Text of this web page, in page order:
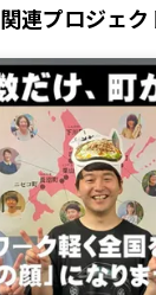
関連プロジェク